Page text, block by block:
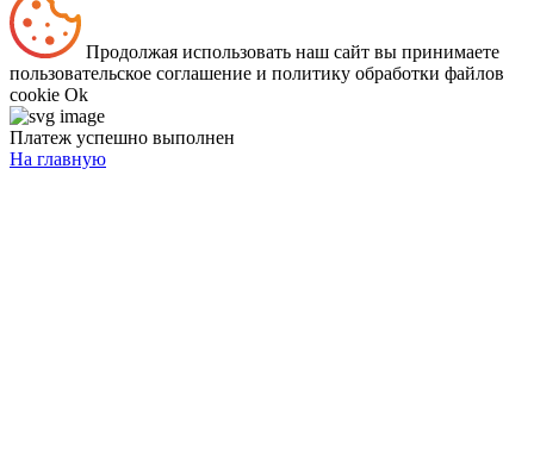
Продолжая использовать наш сайт вы принимаете
пользовательское соглашение и политику обработки файлов
cookie Ok
Платеж успешно выполнен
На главную